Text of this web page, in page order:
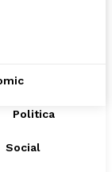
Politica
Social